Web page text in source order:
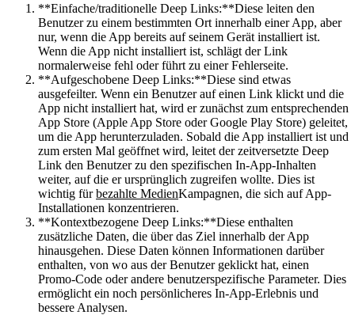
**Einfache/traditionelle Deep Links:**Diese leiten den
Benutzer zu einem bestimmten Ort innerhalb einer App, aber
nur, wenn die App bereits auf seinem Gerät installiert ist.
Wenn die App nicht installiert ist, schlägt der Link
normalerweise fehl oder führt zu einer Fehlerseite.
**Aufgeschobene Deep Links:**Diese sind etwas
ausgefeilter. Wenn ein Benutzer auf einen Link klickt und die
App nicht installiert hat, wird er zunächst zum entsprechenden
App Store (Apple App Store oder Google Play Store) geleitet,
um die App herunterzuladen. Sobald die App installiert ist und
zum ersten Mal geöffnet wird, leitet der zeitversetzte Deep
Link den Benutzer zu den spezifischen In-App-Inhalten
weiter, auf die er ursprünglich zugreifen wollte. Dies ist
wichtig fürbezahlte MedienKampagnen, die sich auf App-
Installationen konzentrieren.
**Kontextbezogene Deep Links:**Diese enthalten
zusätzliche Daten, die über das Ziel innerhalb der App
hinausgehen. Diese Daten können Informationen darüber
enthalten, von wo aus der Benutzer geklickt hat, einen
Promo-Code oder andere benutzerspezifische Parameter. Dies
ermöglicht ein noch persönlicheres In-App-Erlebnis und
bessere Analysen.